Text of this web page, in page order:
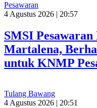
Pesawaran
4 Agustus 2026 | 20:57
SMSI
Martalena,
untuk KNMP
Tulang Bawang
4 Agustus 2026 | 20:51